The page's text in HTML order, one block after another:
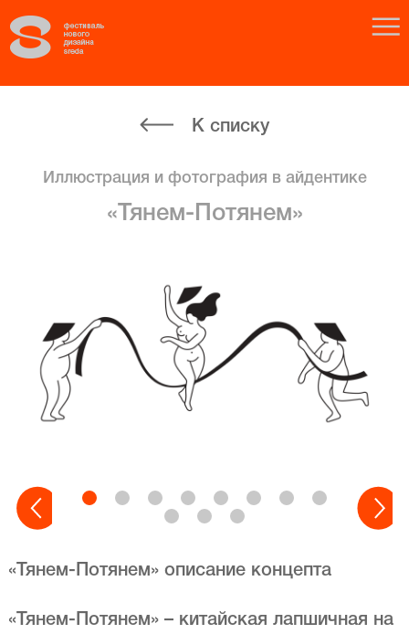
К списку
Иллюстрация и фотография в айдентике
«Тянем-Потянем»
«Тянем-Потянем» описание концепта
«Тянем-Потянем» – китайская лапшичная на